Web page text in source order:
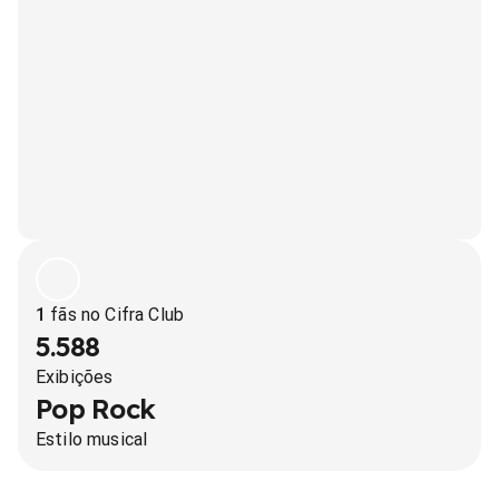
1 fãs no Cifra Club
5.588
Exibições
Pop Rock
Estilo musical